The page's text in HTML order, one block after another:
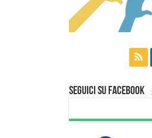
Seguici su Facebook